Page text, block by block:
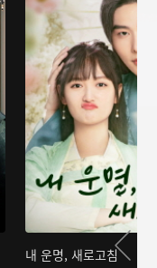
내 운명, 새로고침